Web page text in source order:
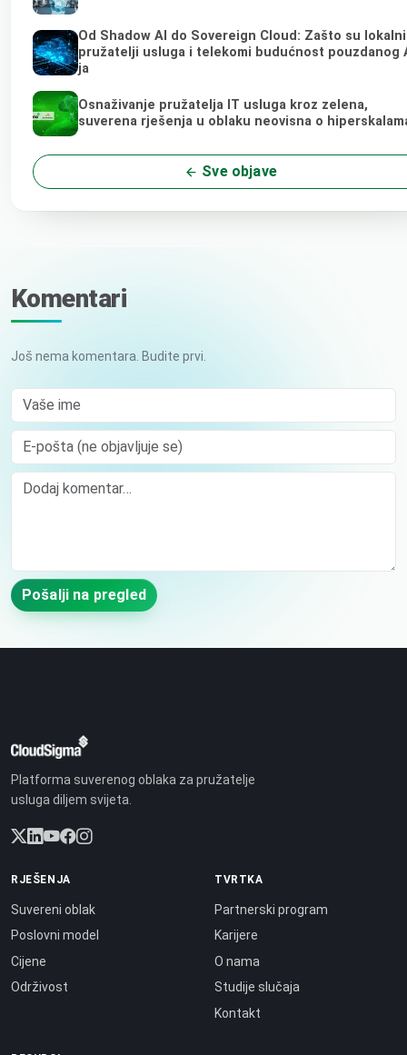
Od Shadow AI do Sovereign Cloud: Zašto su lokalni
pružatelji usluga i telekomi budućnost pouzdanog
ja
Osnaživanje pružatelja IT usluga kroz zelena,
suverena rješenja u oblaku neovisna o
Sve objave
Komentari
Još nema komentara. Budite prvi.
Vaše ime
E-pošta (ne objavljuje se)
Comment
Pošalji na pregled
Platforma suverenog oblaka za pružatelje
usluga diljem svijeta.
RJEŠENJA
Suvereni oblak
Poslovni model
Cijene
Održivost
TVRTKA
Partnerski program
Karijere
O nama
Studije slučaja
Kontakt